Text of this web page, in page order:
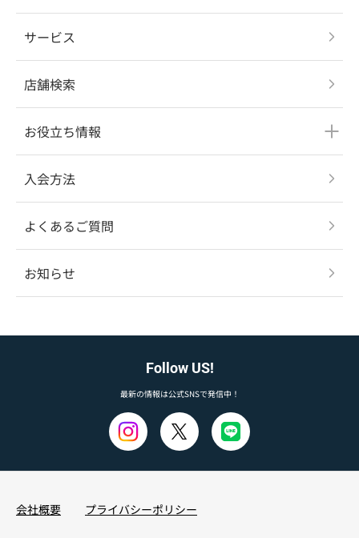
サービス
店舗検索
お役立ち情報
入会方法
よくあるご質問
お知らせ
Follow US!
最新の情報は公式SNSで発信中！
会社概要 プライバシーポリシー